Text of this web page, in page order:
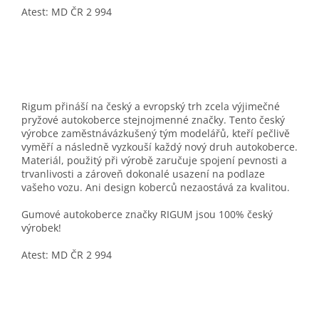
Atest: MD ČR 2 994
Rigum přináší na český a evropský trh zcela výjimečné
pryžové autokoberce stejnojmenné značky. Tento český
výrobce zaměstnávázkušený tým modelářů, kteří pečlivě
vyměří a následně vyzkouší každý nový druh autokoberce.
Materiál, použitý při výrobě zaručuje spojení pevnosti a
trvanlivosti a zároveň dokonalé usazení na podlaze
vašeho vozu. Ani design koberců nezaostává za kvalitou.
Gumové autokoberce značky RIGUM jsou 100% český
výrobek!
Atest: MD ČR 2 994